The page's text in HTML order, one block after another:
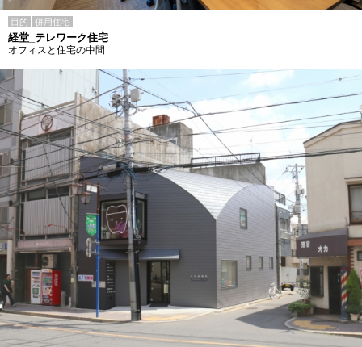
目的 併用住宅
経堂_テレワーク住宅
オフィスと住宅の中間